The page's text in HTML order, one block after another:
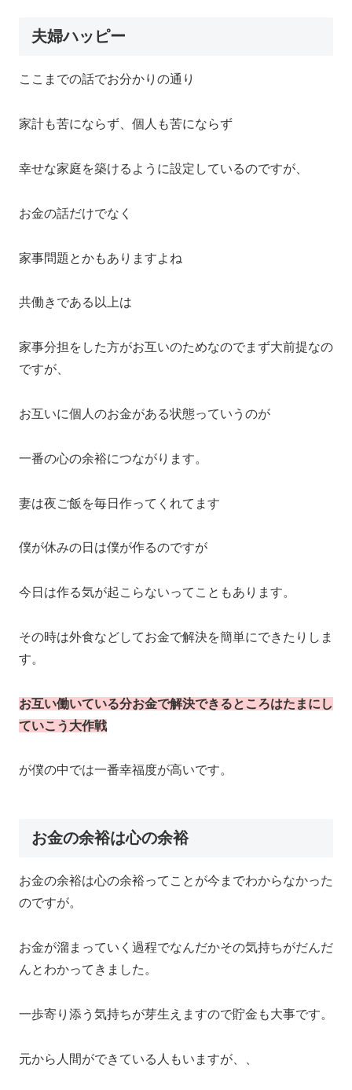
夫婦ハッピー
ここまでの話でお分かりの通り
家計も苦にならず、個人も苦にならず
幸せな家庭を築けるように設定しているのですが、
お金の話だけでなく
家事問題とかもありますよね
共働きである以上は
家事分担をした方がお互いのためなのでまず大前提なの
ですが、
お互いに個人のお金がある状態っていうのが
一番の心の余裕につながります。
妻は夜ご飯を毎日作ってくれてます
僕が休みの日は僕が作るのですが
今日は作る気が起こらないってこともあります。
その時は外食などしてお金で解決を簡単にできたりしま
す。
お互い働いている分お金で解決できるところはたまにし
ていこう大作戦
が僕の中では一番幸福度が高いです。
お金の余裕は心の余裕
お金の余裕は心の余裕ってことが今までわからなかった
のですが。
お金が溜まっていく過程でなんだかその気持ちがだんだ
んとわかってきました。
一歩寄り添う気持ちが芽生えますので貯金も大事です。
元から人間ができている人もいますが、、